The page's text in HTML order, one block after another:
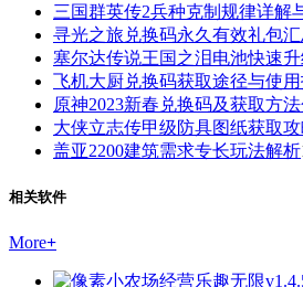
三国群英传2兵种克制规律详解
寻光之旅兑换码永久有效礼包汇
塞尔达传说王国之泪电池快速
飞机大厨兑换码获取途径与使
原神2023新春兑换码及获取方
大侠立志传甲级防具图纸获取攻
盖亚2200建筑需求专长玩法解析
相关软件
More+